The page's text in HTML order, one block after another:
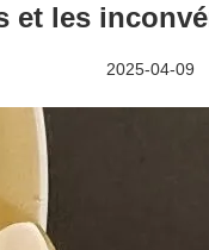
et les
2025-04-09